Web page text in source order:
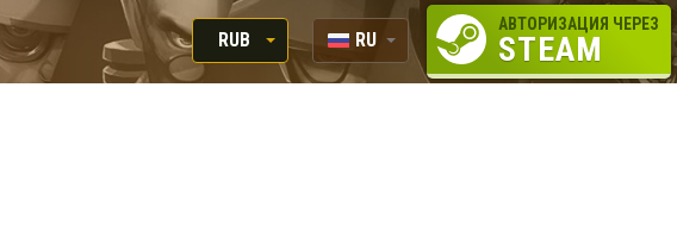
RUB
RUB
RU
EN
АВТОРИЗАЦИЯ ЧЕРЕЗ
STEAM